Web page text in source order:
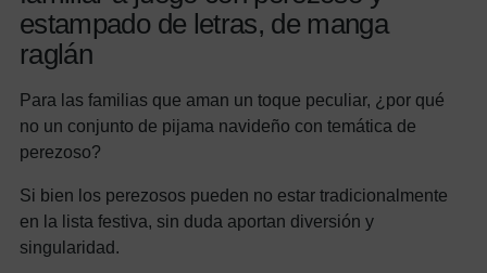
estampado de letras, de manga
raglán
Para las familias que aman un toque peculiar, ¿por qué
no un conjunto de pijama navideño con temática de
perezoso?
Si bien los perezosos pueden no estar tradicionalmente
en la lista festiva, sin duda aportan diversión y
singularidad.